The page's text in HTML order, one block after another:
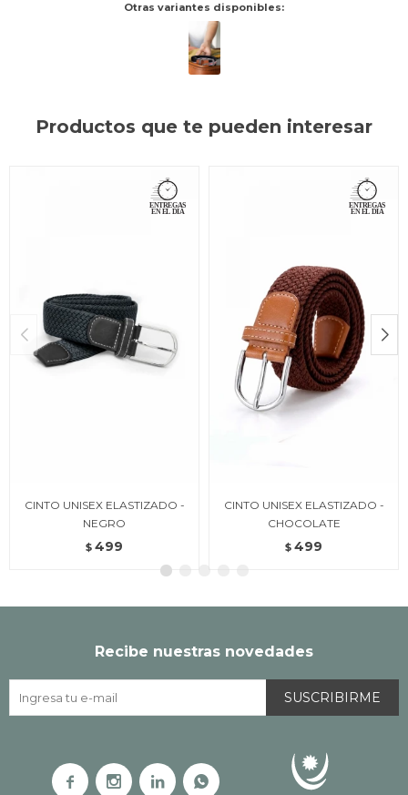
Otras variantes disponibles:
Productos que te pueden interesar
CINTO UNISEX ELASTIZADO -
NEGRO
$ 499
CINTO UNISEX ELASTIZADO -
CHOCOLATE
$ 499
Recibe nuestras novedades
SUSCRIBIRME
   